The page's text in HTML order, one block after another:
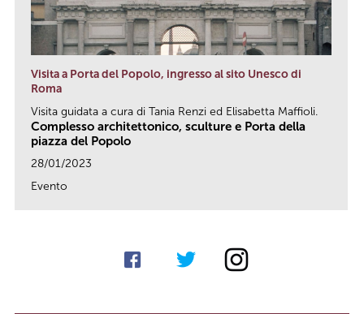
Visita a Porta del Popolo, ingresso al sito Unesco di
Roma
Visita guidata a cura di Tania Renzi ed Elisabetta Maffioli.
Complesso architettonico, sculture e Porta della
piazza del Popolo
28/01/2023
Evento